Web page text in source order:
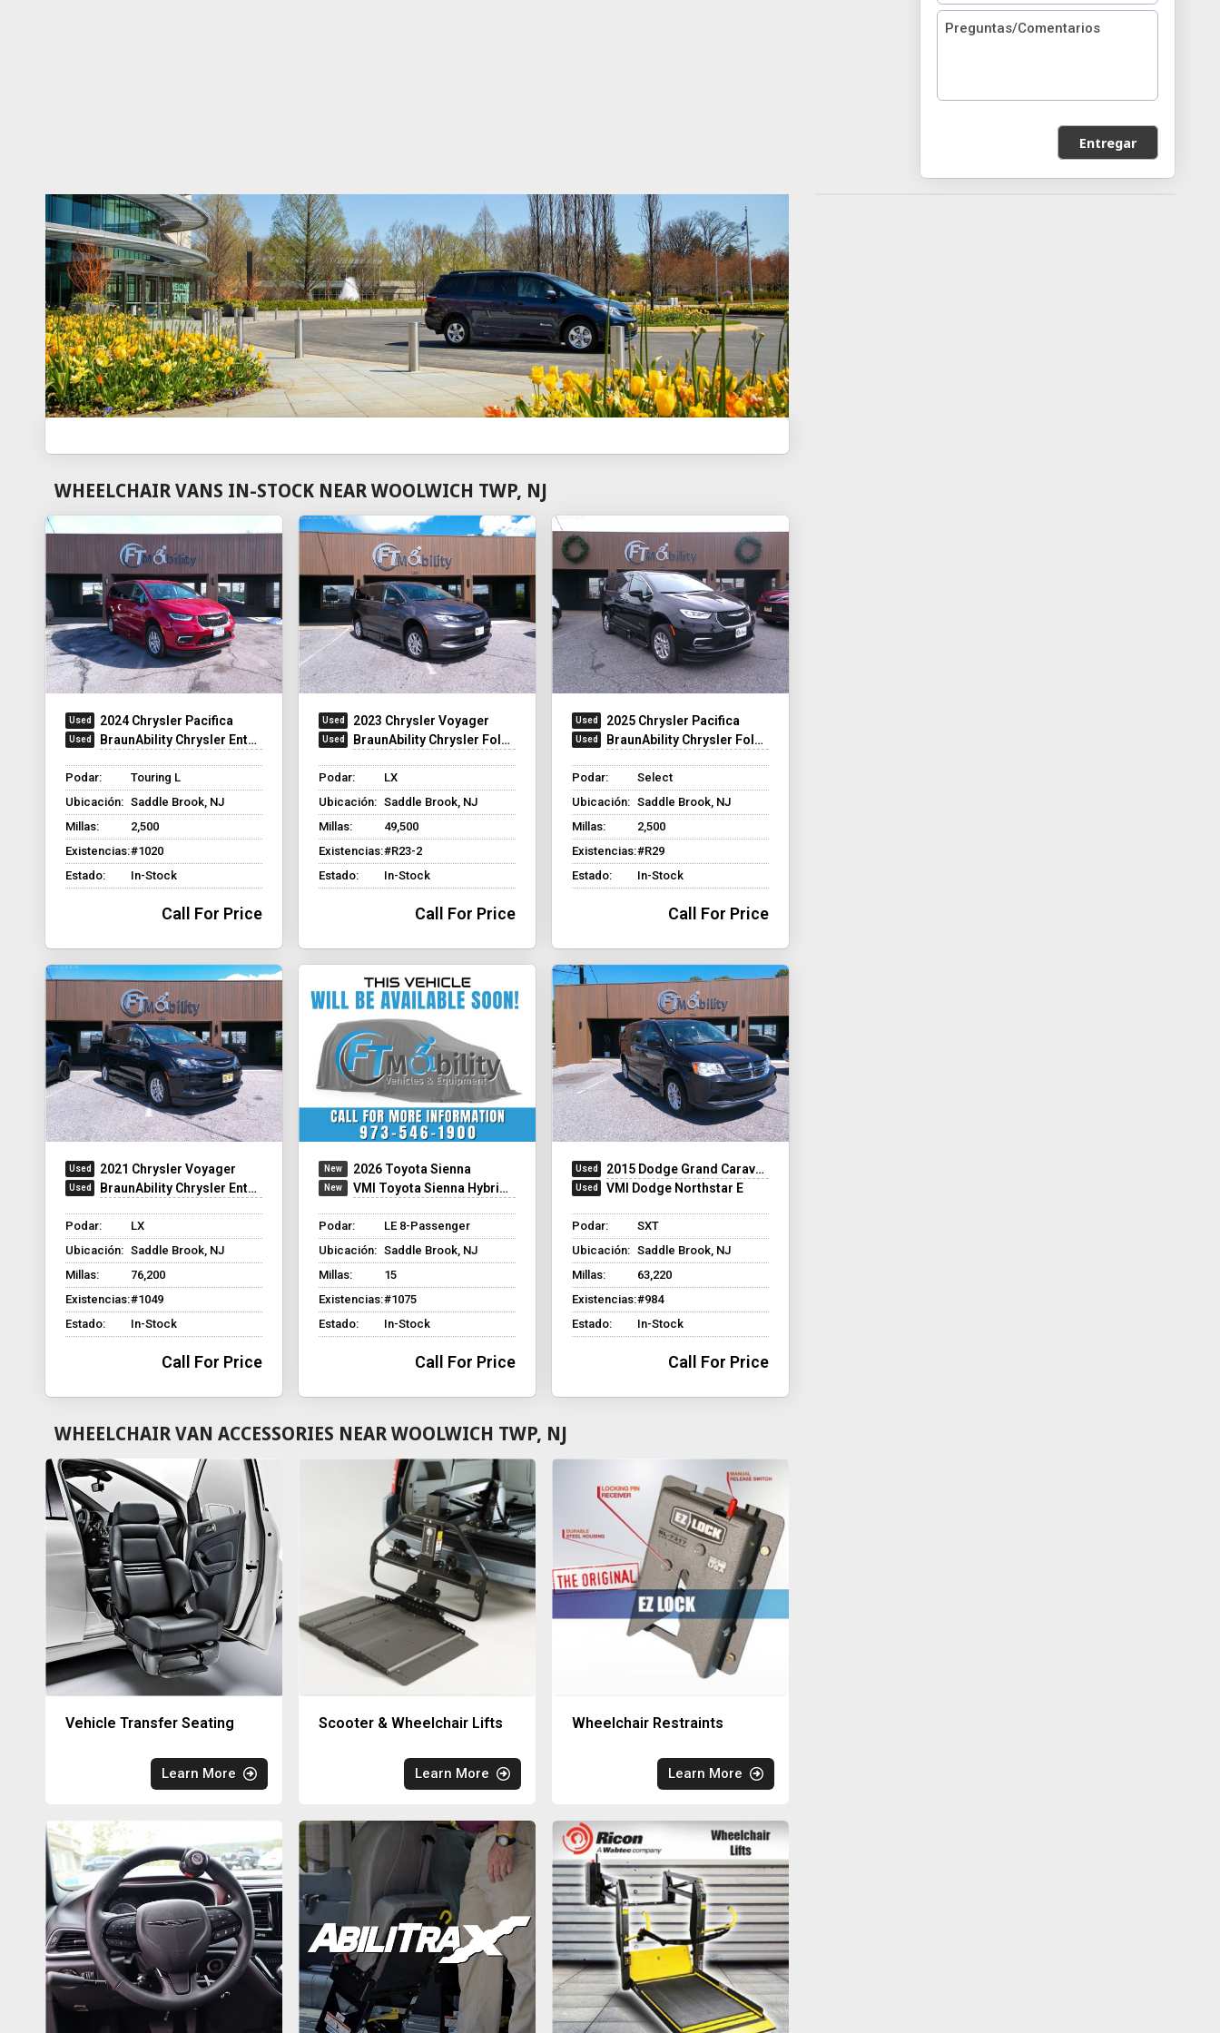
Entregar
WHEELCHAIR VANS IN-STOCK NEAR WOOLWICH TWP, NJ
2024 Chrysler Pacifica
BraunAbility Chrysler Entervan Xi Infloor
Podar:
Touring L
Ubicación: Saddle Brook, NJ
Millas:
2,500
Existencias:#1020
Estado:
In-Stock
Call For Price
2023 Chrysler Voyager
BraunAbility Chrysler Foldout XT
Podar:
LX
Ubicación: Saddle Brook, NJ
Millas:
49,500
Existencias:#R23-2
Estado:
In-Stock
Call For Price
2025 Chrysler Pacifica
BraunAbility Chrysler Foldout XT
Podar:
Select
Ubicación: Saddle Brook, NJ
Millas:
2,500
Existencias:#R29
Estado:
In-Stock
Call For Price
2021 Chrysler Voyager
BraunAbility Chrysler Entervan XT
Podar:
LX
Ubicación: Saddle Brook, NJ
Millas:
76,200
Existencias:#1049
Estado:
In-Stock
Call For Price
2026 Toyota Sienna
VMI Toyota Sienna Hybrid - Rear Entry - FWD
Podar:
LE 8-Passenger
Ubicación: Saddle Brook, NJ
Millas:
15
Existencias:#1075
Estado:
In-Stock
Call For Price
2015 Dodge Grand Caravan
VMI Dodge Northstar E
Podar:
SXT
Ubicación: Saddle Brook, NJ
Millas:
63,220
Existencias:#984
Estado:
In-Stock
Call For Price
WHEELCHAIR VAN ACCESSORIES NEAR WOOLWICH TWP, NJ
Vehicle Transfer Seating
Learn More
Scooter & Wheelchair Lifts
Learn More
Wheelchair Restraints
Learn More